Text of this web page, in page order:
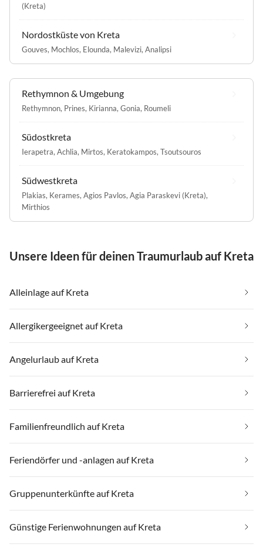
(Kreta)
Nordostküste von Kreta
Gouves, Mochlos, Elounda, Malevizi, Analipsi
Rethymnon & Umgebung
Rethymnon, Prines, Kirianna, Gonia, Roumeli
Südostkreta
Ierapetra, Achlia, Mirtos, Keratokampos, Tsoutsouros
Südwestkreta
Plakias, Kerames, Agios Pavlos, Agia Paraskevi (Kreta),
Mirthios
Unsere Ideen für deinen Traumurlaub auf Kreta
Alleinlage auf Kreta
Allergikergeeignet auf Kreta
Angelurlaub auf Kreta
Barrierefrei auf Kreta
Familienfreundlich auf Kreta
Feriendörfer und -anlagen auf Kreta
Gruppenunterkünfte auf Kreta
Günstige Ferienwohnungen auf Kreta